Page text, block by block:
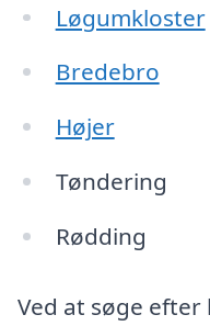
Løgumkloster
Bredebro
Højer
Tøndering
Rødding
Ved at søge efter